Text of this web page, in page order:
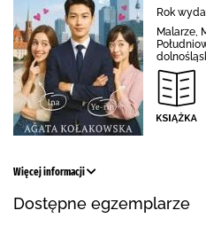
Rok
Malarze,
Więcej informacji
Dostępne egzemplarze